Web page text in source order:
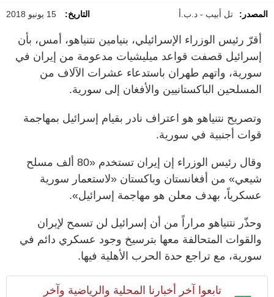
المصدر: تل أبيب - د.ب.أ التاريخ: 15 يونيو 2018
أقرّ رئيس الوزراء الإسرائيلي، بنيامين نتنياهو، أمس، بأن
إسرائيل قصفت قواعد ميليشيات مدعومة من إيران في
سورية، واتهم طهران باستدعاء عشرات الآلاف من
المسلحين الباكستانيين والأفغان إلى سورية.
وتصريح نتنياهو هو اعتراف نادر بقيام إسرائيل بمهاجمة
قوات أجنبية في سورية.
وقال رئيس الوزراء إن إيران تستخدم «80 ألف مسلح
شيعي» من أفغانستان وباكستان «لاستعمار سورية
عسكرياً، بهدف معلن هو مهاجمة إسرائيل».
وحذّر نتنياهو مراراً من أن إسرائيل لن تسمح لإيران
والقوات المتحالفة معها بترسيخ وجود عسكري دائم في
سورية، مع تراجع حدة الحرب الأهلية فيها.
تابعوا آخر أخبارنا المحلية والرياضية وآخر